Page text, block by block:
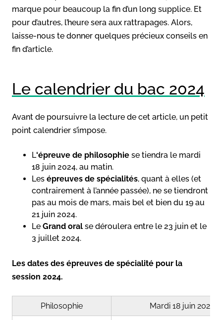
marque pour beaucoup la fin d’un long supplice. Et
pour d’autres, l’heure sera aux rattrapages. Alors,
laisse-nous te donner quelques précieux conseils en
fin d’article.
Le calendrier du bac 2024
Avant de poursuivre la lecture de cet article, un petit
point calendrier s’impose.
L‘épreuve de philosophie se tiendra le mardi
18 juin 2024, au matin.
Les épreuves de spécialités, quant à elles (et
contrairement à l’année passée), ne se tiendront
pas au mois de mars, mais bel et bien du 19 au
21 juin 2024.
Le Grand oral se déroulera entre le 23 juin et le
3 juillet 2024.
Les dates des épreuves de spécialité pour la
session 2024.
Philosophie Mardi 18 juin 2024